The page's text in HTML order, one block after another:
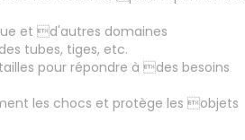
et d'autres domaines
tubes, tiges, etc.
pour répondre à des besoins
les chocs et protège les objets